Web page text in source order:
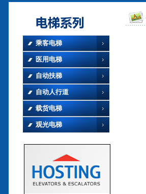
乘客电梯
医用电梯
自动扶梯
自动人行道
载货电梯
观光电梯